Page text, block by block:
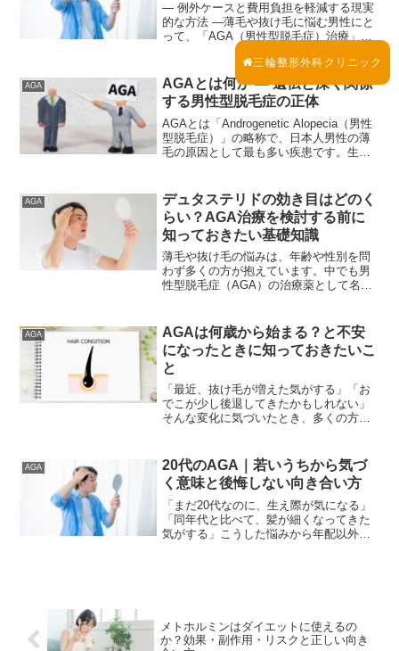
― 例外ケースと費用負担を軽減する現実
的な方法 ―薄毛や抜け毛に悩む男性にと
って、「AGA（男性型脱毛症）治療」は
身近な医療テーマとなっています。一方
で、多くの方が疑問に感じるのが「なぜ
AGA治療は健康保険が使えないのか」
「何か例外はないの...
AGA
AGAとは何か ― 遺伝と深く関係
する男性型脱毛症の正体
AGAとは「Androgenetic Alopecia（男性
型脱毛症）」の略称で、日本人男性の薄
毛の原因として最も多い疾患です。生え
なポイントは、AGAは単なる加齢現象
で...
AGA
デュタステリドの効き目はどのく
らい？AGA治療を検討する前に
知っておきたい基礎知識
薄毛や抜け毛の悩みは、年齢や性別を問
わず多くの方が抱えています。中でも男
性型脱毛症（AGA）の治療薬として名前
目」といった言葉が多く見られますが、
実際にどのような作用が...
AGA
AGAは何歳から始まる？と不安
になったときに知っておきたいこ
と
「最近、抜け毛が増えた気がする」「お
でこが少し後退してきたかもしれない」
そんな変化に気づいたとき、多くの方が
の？」という疑問ではないでしょうか。
この記事では、AGAが...
AGA
20代のAGA｜若いうちから気づ
く意味と後悔しない向き合い方
「まだ20代なのに、生え際が気になる」
「同年代と比べて、髪が細くなってきた
気がする」こうした悩みから年配以外の
メトホルミンはダイエットに使えるの
か？効果・副作用・リスクと正しい向き
三輪整形外科クリニック